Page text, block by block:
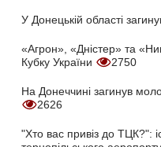
У Донецькій області
«Агрон», «Дністер» та
Кубку України
2750
На Донеччині загинув
2626
"Хто вас привіз до ТЦК?":